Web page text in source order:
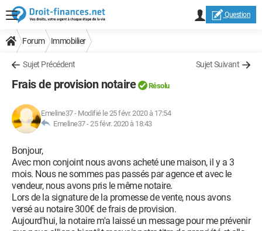
Question
Forum Immobilier
Sujet Précédent Sujet Suivant
Frais de provision notaire Résolu
Emeline37- Modifié le 25 févr. 2020 à 17:54
Emeline37 -25 févr. 2020 à 18:43
Bonjour,
Avec mon conjoint nous avons acheté une maison, il y a 3
mois. Nous ne sommes pas passés par agence et avec le
vendeur, nous avons pris le même notaire.
Lors de la signature de la promesse de vente, nous avons
versé au notaire 300€ de frais de provision.
Aujourd'hui, la notaire m'a laissé un message pour me prévenir